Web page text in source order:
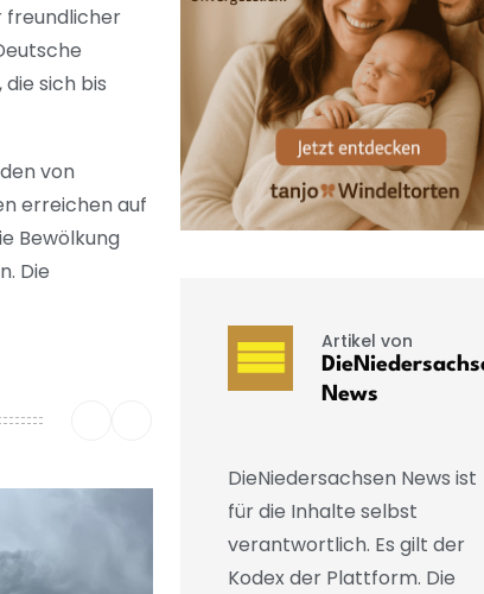
freundlicher
sich bis
von
erreichen auf
Bewölkung
Die
Artikel von
News
DieNiedersachsen News ist
für die Inhalte selbst
verantwortlich. Es gilt der
Kodex der Plattform. Die